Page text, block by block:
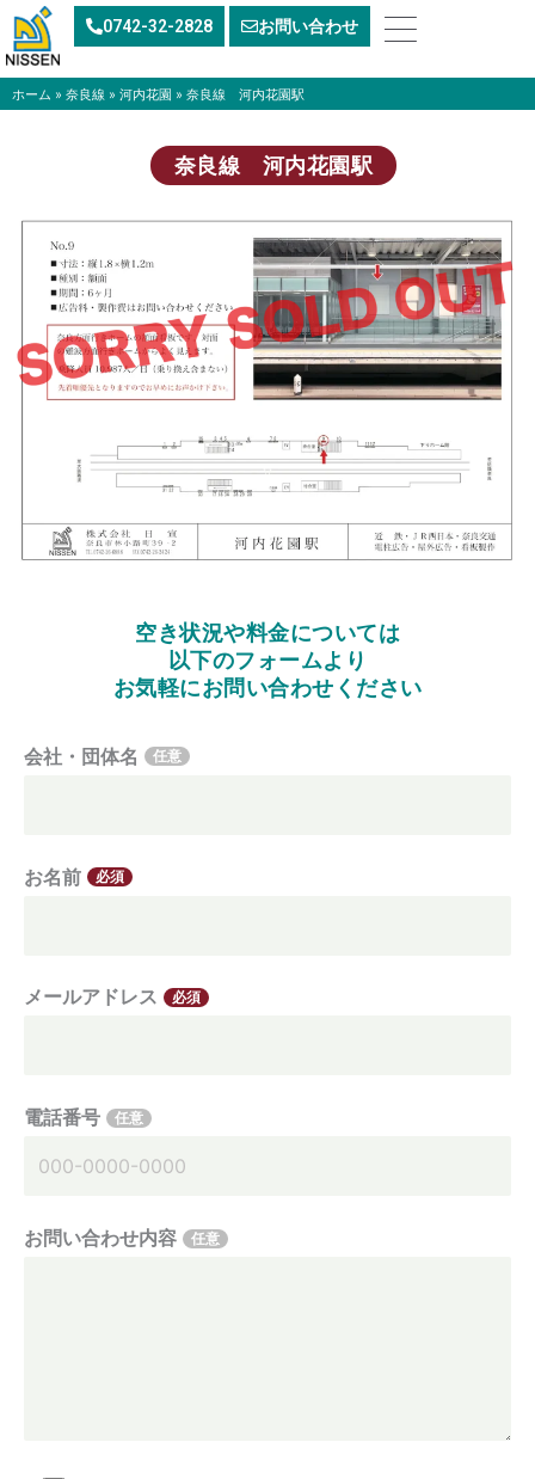
内
容
を
ス
0742-32-2828 お問い合わせ
ホーム » 奈良線 » 河内花園 » 奈良線 河内花園駅
奈良線 河内花園駅
空き状況や料金については
以下のフォームより
お気軽にお問い合わせください
会社・団体名 任意
お名前 必須
メールアドレス 必須
電話番号 任意
お問い合わせ内容 任意